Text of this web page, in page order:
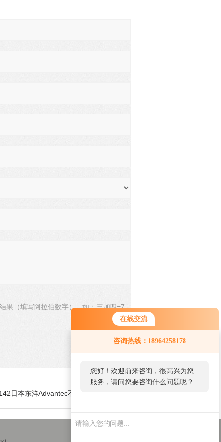
在线交流
咨询热线：18964258178
您好！欢迎前来咨询，很高兴为您
服务，请问您要咨询什么问题呢？
果（填写阿拉伯数字），如：三加四=7
日本东洋Advantec不锈钢加压过滤器